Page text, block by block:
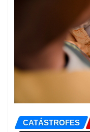
CATÁSTROFES